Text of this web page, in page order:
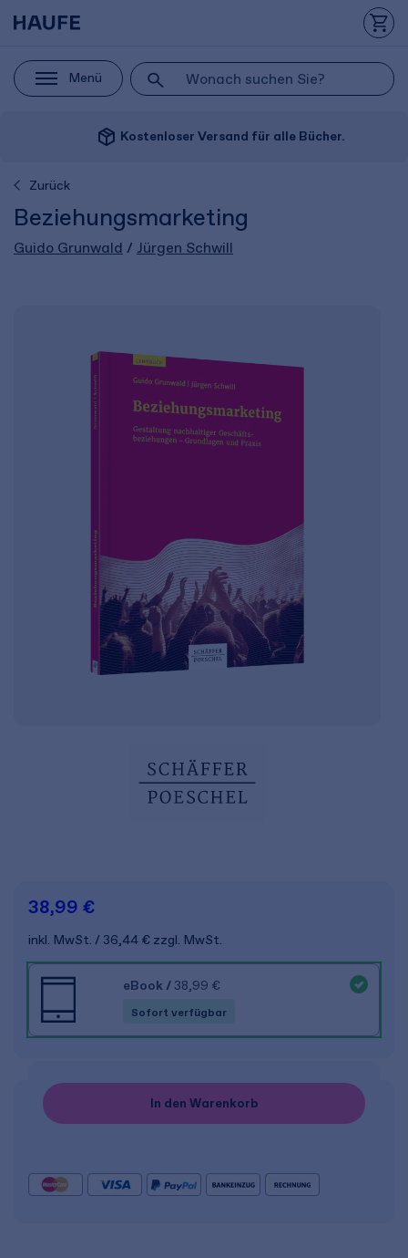
Menü
package_2 Kostenloser Versand für alle Bücher.
Zurück
Beziehungsmarketing
Guido Grunwald / Jürgen Schwill
38,99 €
inkl. MwSt. 36,44 € zzgl. MwSt.
eBook / 38,99 €
Sofort verfügbar
In den Warenkorb